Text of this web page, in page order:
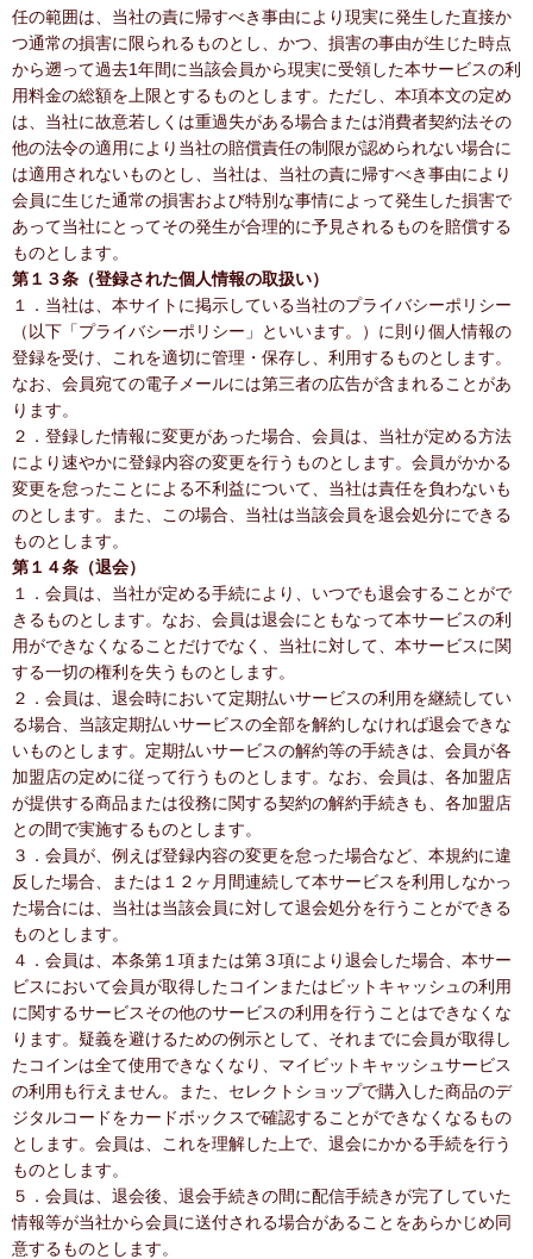
任の範囲は、当社の責に帰すべき事由により現実に発生した直接か
つ通常の損害に限られるものとし、かつ、損害の事由が生じた時点
から遡って過去1年間に当該会員から現実に受領した本サービスの利
用料金の総額を上限とするものとします。ただし、本項本文の定め
は、当社に故意若しくは重過失がある場合または消費者契約法その
他の法令の適用により当社の賠償責任の制限が認められない場合に
は適用されないものとし、当社は、当社の責に帰すべき事由により
会員に生じた通常の損害および特別な事情によって発生した損害で
あって当社にとってその発生が合理的に予見されるものを賠償する
ものとします。
第１３条（登録された個人情報の取扱い）
１．当社は、本サイトに掲示している当社のプライバシーポリシー
（以下「プライバシーポリシー」といいます。）に則り個人情報の
登録を受け、これを適切に管理・保存し、利用するものとします。
なお、会員宛ての電子メールには第三者の広告が含まれることがあ
ります。
２．登録した情報に変更があった場合、会員は、当社が定める方法
により速やかに登録内容の変更を行うものとします。会員がかかる
変更を怠ったことによる不利益について、当社は責任を負わないも
のとします。また、この場合、当社は当該会員を退会処分にできる
ものとします。
第１４条（退会）
１．会員は、当社が定める手続により、いつでも退会することがで
きるものとします。なお、会員は退会にともなって本サービスの利
用ができなくなることだけでなく、当社に対して、本サービスに関
する一切の権利を失うものとします。
２．会員は、退会時において定期払いサービスの利用を継続してい
る場合、当該定期払いサービスの全部を解約しなければ退会できな
いものとします。定期払いサービスの解約等の手続きは、会員が各
加盟店の定めに従って行うものとします。なお、会員は、各加盟店
が提供する商品または役務に関する契約の解約手続きも、各加盟店
との間で実施するものとします。
３．会員が、例えば登録内容の変更を怠った場合など、本規約に違
反した場合、または１２ヶ月間連続して本サービスを利用しなかっ
た場合には、当社は当該会員に対して退会処分を行うことができる
ものとします。
４．会員は、本条第１項または第３項により退会した場合、本サー
ビスにおいて会員が取得したコインまたはビットキャッシュの利用
に関するサービスその他のサービスの利用を行うことはできなくな
ります。疑義を避けるための例示として、それまでに会員が取得し
たコインは全て使用できなくなり、マイビットキャッシュサービス
の利用も行えません。また、セレクトショップで購入した商品のデ
ジタルコードをカードボックスで確認することができなくなるもの
とします。会員は、これを理解した上で、退会にかかる手続を行う
ものとします。
５．会員は、退会後、退会手続きの間に配信手続きが完了していた
情報等が当社から会員に送付される場合があることをあらかじめ同
意するものとします。